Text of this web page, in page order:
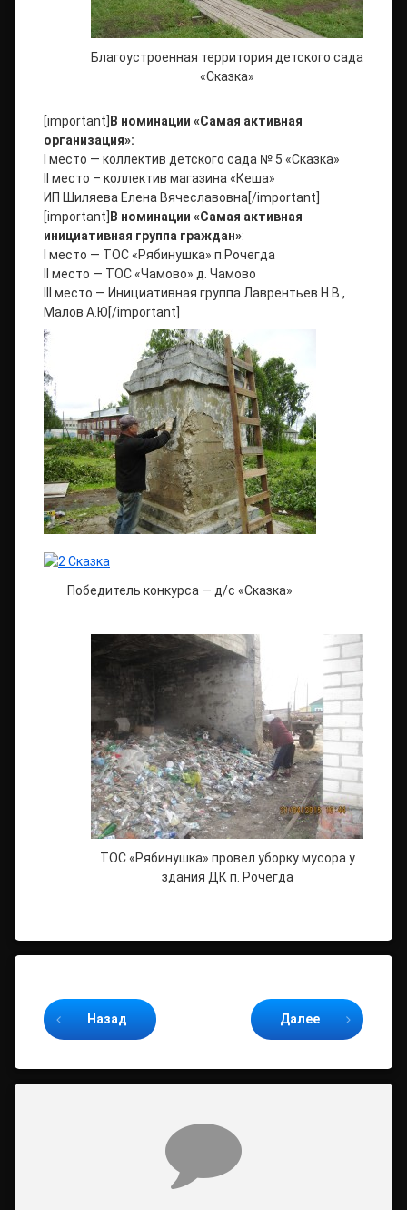
Благоустроенная территория детского сада
«Сказка»
[important]В номинации «Самая активная
организация»:
I место — коллектив детского сада № 5 «Сказка»
II место – коллектив магазина «Кеша»
ИП Шиляева Елена Вячеславовна[/important]
[important]В номинации «Самая активная
инициативная группа граждан»:
I место — ТОС «Рябинушка» п.Рочегда
II место — ТОС «Чамово» д. Чамово
III место — Инициативная группа Лаврентьев Н.В.,
Малов А.Ю[/important]
Победитель конкурса — д/с «Сказка»
ТОС «Рябинушка» провел уборку мусора у
здания ДК п. Рочегда
Назад Далее